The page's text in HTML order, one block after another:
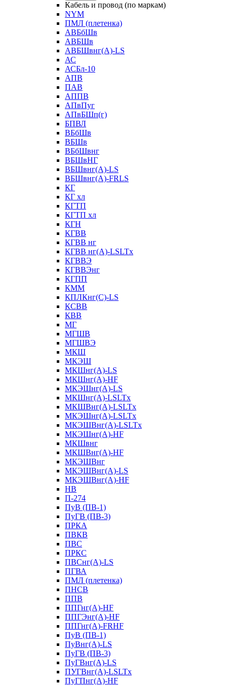
Кабель и провод (по маркам)
NYM
ПМЛ (плетенка)
АВБбШв
АВБШв
АВБШвнг(А)-LS
АС
АСБл-10
АПВ
ПАВ
АППВ
АПвПуг
АПвБШп(г)
БПВЛ
ВБбШв
ВБШв
ВБбШвнг
ВБШвНГ
ВБШвнг(А)-LS
ВБШвнг(А)-FRLS
КГ
КГ хл
КГТП
КГТП хл
КГН
КГВВ
КГВВ нг
КГВВ нг(А)-LSLTx
КГВВЭ
КГВВЭнг
КГПП
КММ
КПЛКнг(C)-LS
КСВВ
КВВ
МГ
МГШВ
МГШВЭ
МКШ
МКЭШ
МКШнг(А)-LS
МКШнг(А)-HF
МКЭШнг(А)-LS
МКШнг(А)-LSLTx
МКШВнг(A)-LSLTx
МКЭШнг(А)-LSLTx
МКЭШВнг(A)-LSLTx
МКЭШнг(А)-HF
МКШвнг
МКШВнг(А)-HF
МКЭШВнг
МКЭШВнг(А)-LS
МКЭШВнг(А)-HF
НВ
П-274
ПуВ (ПВ-1)
ПуГВ (ПВ-3)
ПРКА
ПВКВ
ПВС
ПРКС
ПВСнг(А)-LS
ПГВА
ПМЛ (плетенка)
ПНСВ
ППВ
ППГнг(А)-HF
ППГЭнг(А)-HF
ППГнг(А)-FRHF
ПуВ (ПВ-1)
ПуВнг(А)-LS
ПуГВ (ПВ-3)
ПуГВнг(А)-LS
ПУГВнг(А)-LSLTx
ПуГПнг(А)-HF